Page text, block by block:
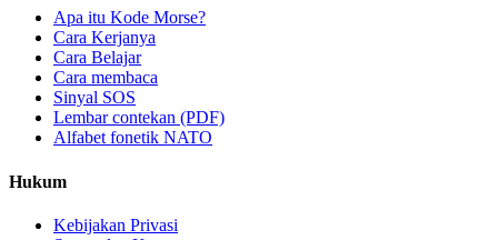
Apa itu Kode Morse?
Cara Kerjanya
Cara Belajar
Cara membaca
Sinyal SOS
Lembar contekan (PDF)
Alfabet fonetik NATO
Hukum
Kebijakan Privasi